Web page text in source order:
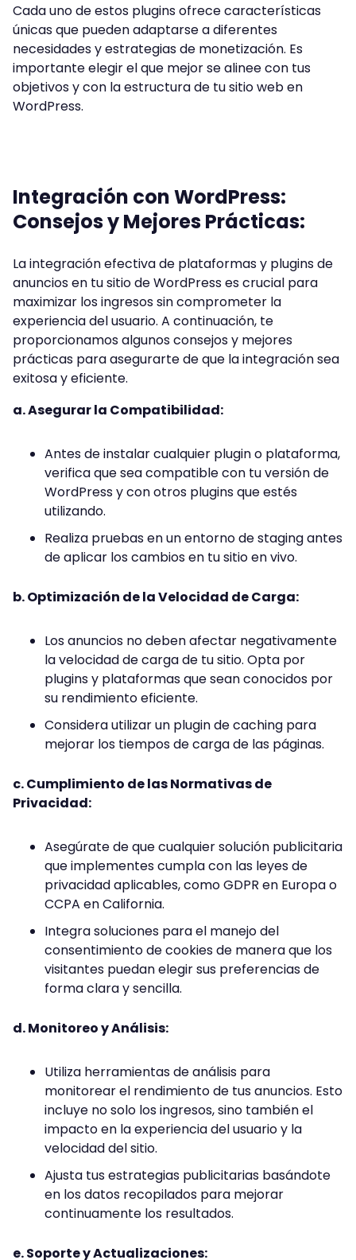
Cada uno de estos plugins ofrece características
únicas que pueden adaptarse a diferentes
necesidades y estrategias de monetización. Es
importante elegir el que mejor se alinee con tus
objetivos y con la estructura de tu sitio web en
WordPress.
Integración con WordPress:
Consejos y Mejores Prácticas:
La integración efectiva de plataformas y plugins de
anuncios en tu sitio de WordPress es crucial para
maximizar los ingresos sin comprometer la
experiencia del usuario. A continuación, te
proporcionamos algunos consejos y mejores
prácticas para asegurarte de que la integración sea
exitosa y eficiente.
a. Asegurar la Compatibilidad:
Antes de instalar cualquier plugin o plataforma,
verifica que sea compatible con tu versión de
WordPress y con otros plugins que estés
utilizando.
Realiza pruebas en un entorno de staging antes
de aplicar los cambios en tu sitio en vivo.
b. Optimización de la Velocidad de Carga:
Los anuncios no deben afectar negativamente
la velocidad de carga de tu sitio. Opta por
plugins y plataformas que sean conocidos por
su rendimiento eficiente.
Considera utilizar un plugin de caching para
mejorar los tiempos de carga de las páginas.
c. Cumplimiento de las Normativas de
Privacidad:
Asegúrate de que cualquier solución publicitaria
que implementes cumpla con las leyes de
privacidad aplicables, como GDPR en Europa o
CCPA en California.
Integra soluciones para el manejo del
consentimiento de cookies de manera que los
visitantes puedan elegir sus preferencias de
forma clara y sencilla.
d. Monitoreo y Análisis:
Utiliza herramientas de análisis para
monitorear el rendimiento de tus anuncios. Esto
incluye no solo los ingresos, sino también el
impacto en la experiencia del usuario y la
velocidad del sitio.
Ajusta tus estrategias publicitarias basándote
en los datos recopilados para mejorar
continuamente los resultados.
e. Soporte y Actualizaciones: